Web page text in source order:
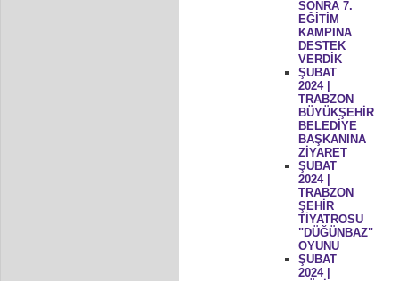
SONRA 7.
EĞİTİM
KAMPINA
DESTEK
VERDİK
ŞUBAT
2024 |
TRABZON
BÜYÜKŞEHİR
BELEDİYE
BAŞKANINA
ZİYARET
ŞUBAT
2024 |
TRABZON
ŞEHİR
TİYATROSU
"DÜĞÜNBAZ"
OYUNU
ŞUBAT
2024 |